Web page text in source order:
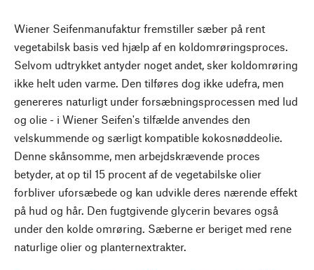
Wiener Seifenmanufaktur fremstiller sæber på rent
vegetabilsk basis ved hjælp af en koldomrøringsproces.
Selvom udtrykket antyder noget andet, sker koldomrøring
ikke helt uden varme. Den tilføres dog ikke udefra, men
genereres naturligt under forsæbningsprocessen med lud
og olie - i Wiener Seifen's tilfælde anvendes den
velskummende og særligt kompatible kokosnøddeolie.
Denne skånsomme, men arbejdskrævende proces
betyder, at op til 15 procent af de vegetabilske olier
forbliver uforsæbede og kan udvikle deres nærende effekt
på hud og hår. Den fugtgivende glycerin bevares også
under den kolde omrøring. Sæberne er beriget med rene
naturlige olier og planternextrakter.